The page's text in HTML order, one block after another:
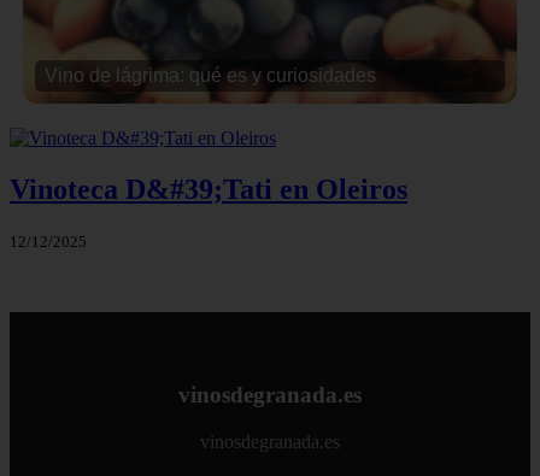
Vino de lágrima: qué es y curiosidades
Vinoteca D&#39;Tati en Oleiros
12/12/2025
vinosdegranada.es
vinosdegranada.es